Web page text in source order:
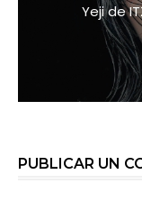
Yeji de
PUBLICAR UN